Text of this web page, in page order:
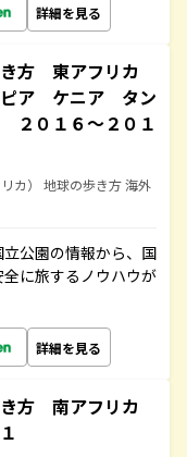
詳細を見る
方 東アフリカ
ア ケニア タン
０１６～２０１
カ） 地球の歩き方 海外
公園の情報から、国
に旅するノウハウが
詳細を見る
方 南アフリカ